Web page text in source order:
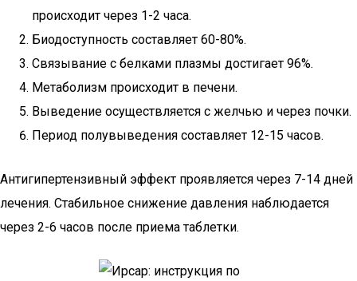
происходит через 1-2 часа.
Биодоступность составляет 60-80%.
Связывание с белками плазмы достигает 96%.
Метаболизм происходит в печени.
Выведение осуществляется с желчью и через почки.
Период полувыведения составляет 12-15 часов.
Антигипертензивный эффект проявляется через 7-14 дней
лечения. Стабильное снижение давления наблюдается
через 2-6 часов после приема таблетки.